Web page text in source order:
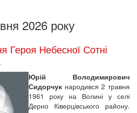
2026 року
Героя Небесної Сотні
Юрій Володимирович
Сидорчук народився 2 травня
1961 року на Волині у селі
Дерно Ківерцівського району.